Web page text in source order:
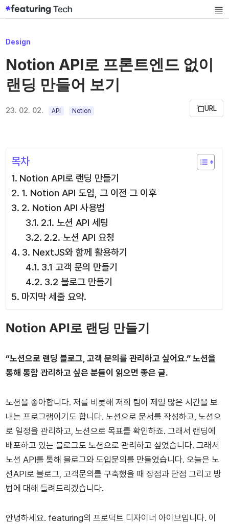
Skip
to
P
s
t
d
Design
Notion API로 프론트엔드 없이
랜딩 만들어 보기
23. 02. 02. API Notion URL
목차
Notion API로 랜딩 만들기
1. Notion API 도입, 그 이전 그 이후
2. Notion API 사용법
2.1. 노션 API 세팅
2.2. 노션 API 요청
3. NextJS와 함께 활용하기
3.1 고객 문의 만들기
3.2 블로그 만들기
마지막 세줄 요약.
Notion API로 랜딩 만들기
“노션으로 랜딩 블로그, 고객 문의를 관리하고 싶어요.” 노션을
통해 통합 관리하고 싶은 분들이 읽으면 좋은 글.
노션을 좋아합니다. 저를 비롯해 저희 팀이 제일 많은 시간을 보
내는 프로그램이기도 합니다. 노션으로 문서를 작성하고, 노션으
로 일정을 관리하고, 노션으로 목표를 확인하죠. 그래서 랜딩에
배포하고 있는 블로그도 노션으로 관리하고 싶었습니다. 그래서
노션 API를 통해 블로그와 도입문의를 만들었습니다. 오늘은 노
션API로 블로그, 고객문의를 구축했을 때 장점과 단점 그리고 방
법에 대해 들려드리겠습니다.
안녕하세요. featuring의 프로덕트 디자이너 아이브입니다. 이